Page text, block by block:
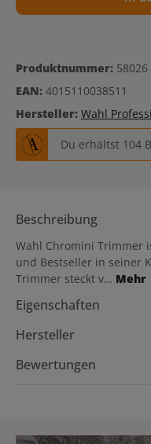
Produktnummer: 58026
EAN: 4015110038511
Hersteller: Wahl
Du erhältst 104
Beschreibung
Wahl Chromini Trimmer
und Bestseller in seiner
Trimmer steckt v… Mehr
Eigenschaften
Hersteller
Bewertungen